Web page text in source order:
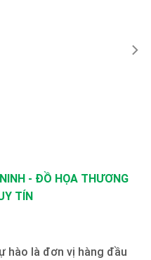
- ĐỒ HỌA THƯƠNG
TÍN
hào là đơn vị hàng đầu